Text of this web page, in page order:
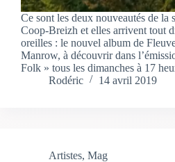
Ce sont les deux nouveautés de la
Coop-Breizh et elles arrivent tout
oreilles : le nouvel album de
Manrow, à découvrir dans
Folk » tous les dimanches à 17
Rodéric
14 avril 2019
Artistes, Mag